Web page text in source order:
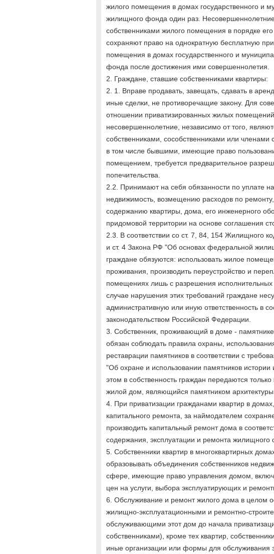
жилого помещения в домах государственного и
жилищного фонда один раз.
собственниками жилого помещения в порядке его
сохраняют право на однократную бесплатную
помещения в домах государственного и
фонда после достижения ими совершеннолетия.
2. Граждане, ставшие собственниками квартиры:
2. 1. Вправе продавать, завещать, сдавать в
иные сделки, не противоречащие закону. Для
отношении приватизированных жилых
несовершеннолетние, независимо от того,
собственниками, сособственниками или членами
в том числе бывшими, имеющие право
помещением, требуется предварительное
попечительства.
2.2. Принимают на себя обязанности по уплате
недвижимость, возмещению расходов по ремонту,
содержанию квартиры, дома, его инженерного
придомовой территории на основе соглашения
2.3. В соответствии со ст. 7, 84, 154 Жилищного
и ст. 4 Закона РФ "Об основах федеральной
граждане обязуются: использовать жилое
проживания, производить переустройство и
помещениях лишь с разрешения исполнительных
случае нарушения этих требований граждане
административную или иную ответственность в
законодательством Российской Федерации.
3. Собственник, проживающий в доме - памятнике
обязан соблюдать правила охраны,
реставрации памятников в соответствии с
"Об охране и использовании памятников истории
этом в собственность граждан передаются
жилой дом, являющийся памятником архитектуры.
4. При приватизации гражданами квартир в
капитального ремонта, за наймодателем
производить капитальный ремонт дома в
содержания, эксплуатации и ремонта жилищного
5. Собственники квартир в многоквартирных
образовывать объединения собственников
сфере, имеющие право управления домом,
цен на услуги, выбора эксплуатирующих и
6. Обслуживание и ремонт жилого дома в целом
жилищно-эксплуатационными и ремонтно-
обслуживающими этот дом до начала
собственниками), кроме тех квартир,
иные организации или формы для обслуживания